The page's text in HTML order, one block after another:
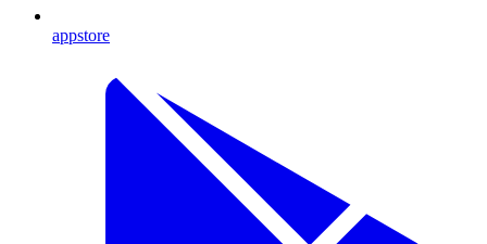
appstore